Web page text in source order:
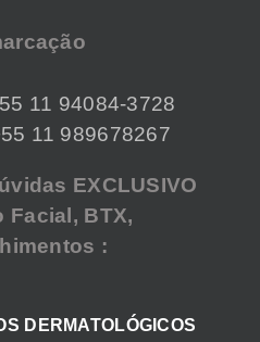
11 94084-3728
11 989678267
EXCLUSIVO
Facial, BTX,
:
DERMATOLÓGICOS